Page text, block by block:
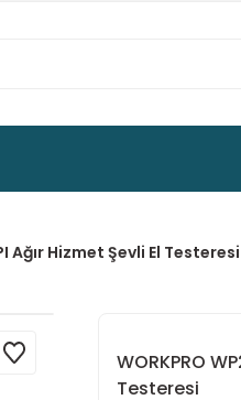
Ağır Hizmet Şevli El Testeresi
WORKPRO
Testeresi